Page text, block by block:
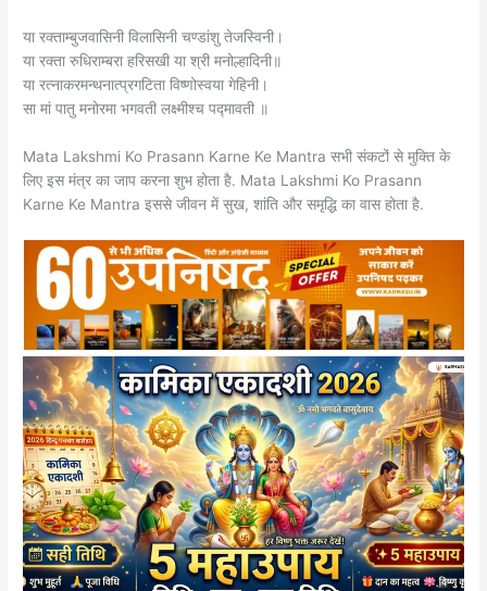
या रक्ताम्बुजवासिनी विलासिनी चण्डांशु तेजस्विनी।
या रक्ता रुधिराम्बरा हरिसखी या श्री मनोल्हादिनी॥
या रत्नाकरमन्थनात्प्रगटिता विष्णोस्वया गेहिनी।
सा मां पातु मनोरमा भगवती लक्ष्मीश्च पद्मावती ॥
Mata Lakshmi Ko Prasann Karne Ke Mantra सभी संकटों से मुक्ति के
लिए इस मंत्र का जाप करना शुभ होता है. Mata Lakshmi Ko Prasann
Karne Ke Mantra इससे जीवन में सुख, शांति और समृद्धि का वास होता है.